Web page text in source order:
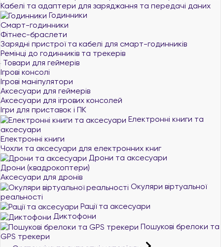
Кабелі та адаптери для заряджання та передачі даних
Годинники
Смарт-годинники
Фітнес-браслети
Зарядні пристрої та кабелі для смарт-годинників
Ремінці до годинників та трекерів
Товари для геймерів
Ігрові консолі
Ігрові маніпулятори
Аксесуари для геймерів
Аксесуари для ігрових консолей
Ігри для приставок і ПК
Електронні книги та
аксесуари
Електронні книги
Чохли та аксесуари для електронних книг
Дрони та аксесуари
Дрони (квадрокоптери)
Аксесуари для дронів
Окуляри віртуальної
реальності
Рації та аксесуари
Диктофони
Пошукові брелоки та
GPS трекери